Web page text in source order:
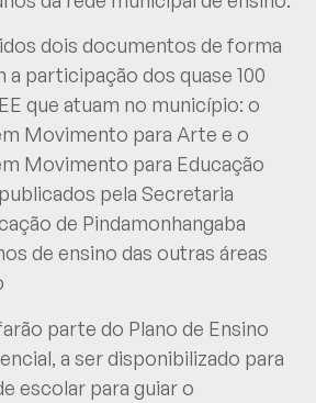
dois documentos de forma
participação dos quase 100
que atuam no município: o
Movimento para Arte e o
Movimento para Educação
pela Secretaria
de Pindamonhangaba
de ensino das outras áreas
parte do Plano de Ensino
a ser disponibilizado para
escolar para guiar o